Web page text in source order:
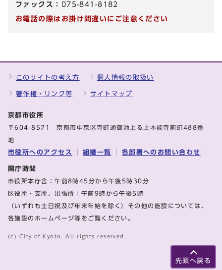
ファックス： 075-841-8182
お電話の際はお掛け間違いにご注意ください
先頭へ戻る
このサイトの考え方 個人情報の取扱い
著作権・リンク等 サイトマップ
京都市役所
〒604-8571 京都市中京区寺町通御池上る上本能寺前町488番
地
市役所へのアクセス 組織一覧 各部署へのお問い合わせ
開庁時間
市役所本庁舎：午前8時45分から午後5時30分
区役所・支所、出張所：午前9時から午後5時
（いずれも土日祝及び年末年始を除く）その他の施設については、
各施設のホームページ等をご覧ください。
(c) City of Kyoto. All rights reserved.